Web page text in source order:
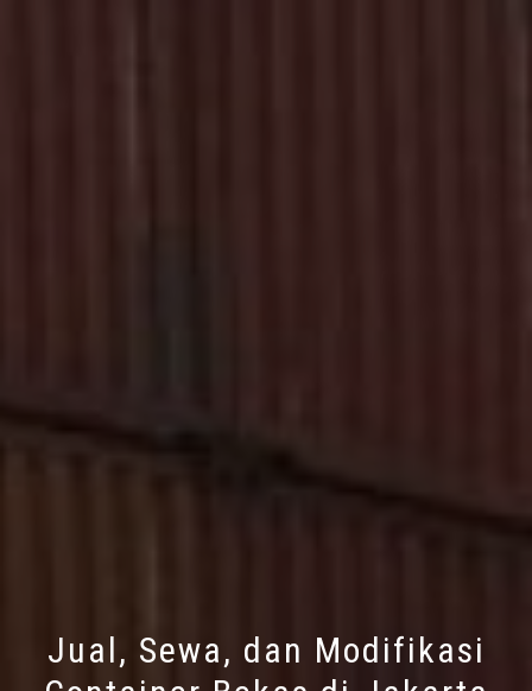
Jual, Sewa, dan Modifikasi